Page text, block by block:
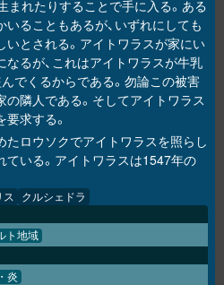
まれたりすることで手に入る。ある
ることもあるが、いずれにしても
とされる。アイトワラスが家にい
るが、これはアイトワラスが牛乳
でくるからである。勿論この被害
隣人である。そしてアイトワラス
求する。
たロウソクでアイトワラスを照らし
ている。アイトワラスは1547年の
ス クルシェドラ
ト地域
炎